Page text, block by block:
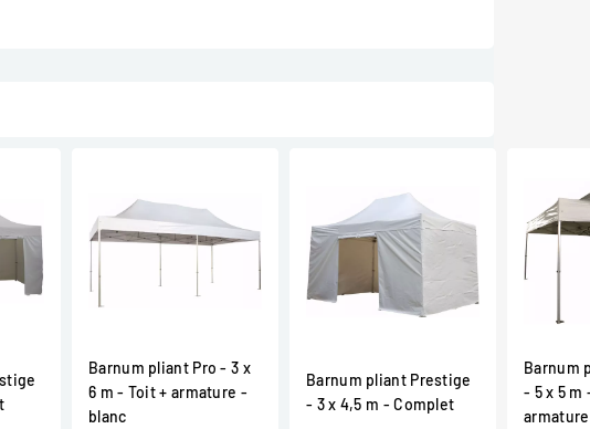
Barnum pliant Pro - 3 x
6 m - Toit + armature -
blanc
Barnum pliant Prestige
- 3 x 4,5 m - Complet
Barnum
- 5 x 5 m
armature